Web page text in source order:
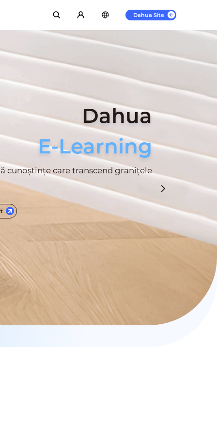
Dahua Site
Dahua
E-Learning
cunoștințe care transcend granițele